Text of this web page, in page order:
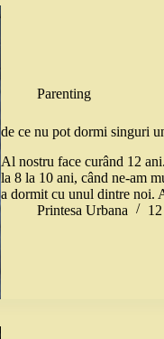
Parenting
de ce nu pot dormi singuri
Al nostru face curând 12
la 8 la 10 ani, când ne-am
a dormit cu unul dintre
Printesa Urbana